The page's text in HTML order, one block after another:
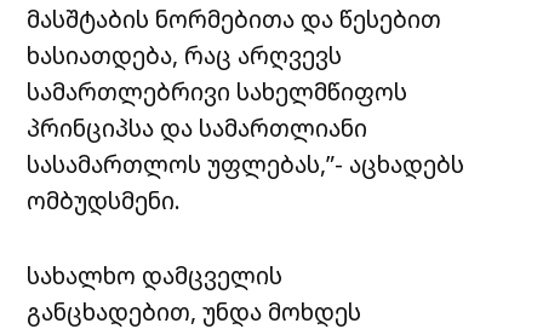
მასშტაბის ნორმებითა და წესებით
ხასიათდება, რაც არღვევს
სამართლებრივი სახელმწიფოს
პრინციპსა და სამართლიანი
სასამართლოს უფლებას,”- აცხადებს
ომბუდსმენი.
სახალხო დამცველის
განცხადებით, უნდა მოხდეს